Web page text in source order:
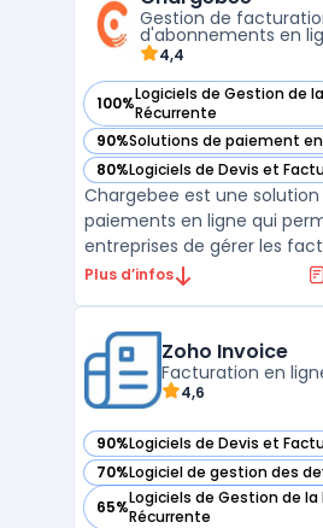
permet d'accep ...
Gestion de
d'abonnements en
4,4
100%Logiciels de Gestion de
Récurrente
— voir Chargebee dans cette
90%Solutions de paiement
— voir Chargebee dans cette
80%Logiciels de Devis et
— voir Chargebee dans cette
Chargebee est une
paiements en ligne qui
entreprises de gérer les
abonnements et les
être facilement intégrée
existants pour automati ...
Plus d’infos
Zoho Invoice
Facturation en
4,6
90%Logiciels de Devis et
— voir Zoho Invoice dans cette
70%Logiciel de gestion des
— voir Zoho Invoice dans
65%Logiciels de Gestion de
Récurrente
— voir Zoho Invoice dans cette